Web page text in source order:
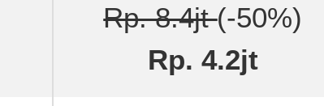
Rp. 8.4jt(-50%)
Rp. 4.2jt